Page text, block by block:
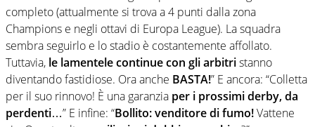
completo (attualmente si trova a 4 punti dalla zona
Champions e negli ottavi di Europa League). La squadra
sembra seguirlo e lo stadio è costantemente affollato.
Tuttavia, le lamentele continue con gli arbitristanno
diventando fastidiose. Ora anche BASTA!” E ancora: “Colletta
per il suo rinnovo! È una garanzia per i prossimi derby, da
perdenti…” E infine: “Bollito: venditore di fumo!Vattene